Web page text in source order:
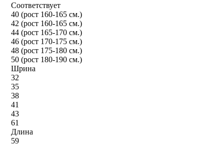
Соответствует
40 (рост 160-165 см.)
42 (рост 160-165 см.)
44 (рост 165-170 см.)
46 (рост 170-175 см.)
48 (рост 175-180 см.)
50 (рост 180-190 см.)
Шрина
32
35
38
41
43
61
Длина
59